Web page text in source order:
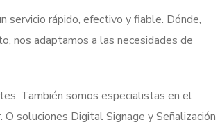
servicio rápido, efectivo y fiable. Dónde,
nos adaptamos a las necesidades de
También somos especialistas en el
soluciones Digital Signage y Señalización